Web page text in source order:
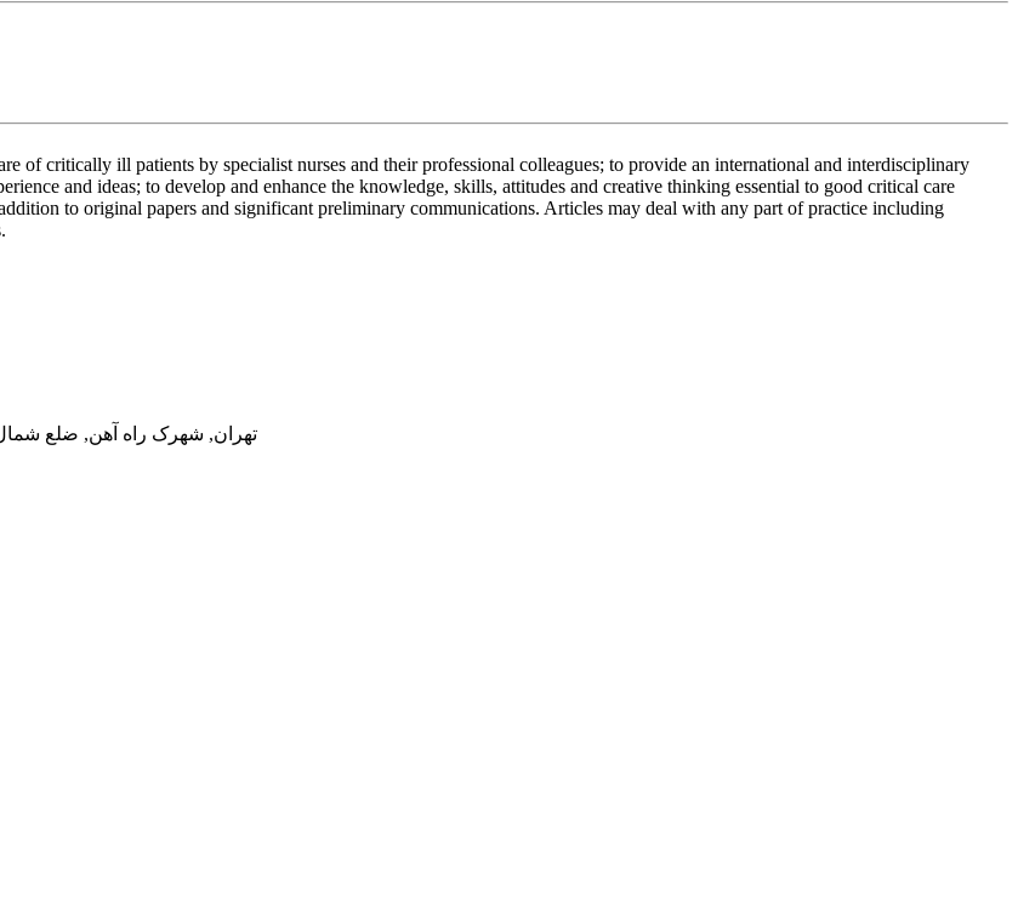
of critically ill patients by specialist nurses and their professional colleagues; to provide an international and interdisciplinary
and ideas; to develop and enhance the knowledge, skills, attitudes and creative thinking essential to good critical care
to original papers and significant preliminary communications. Articles may deal with any part of practice including
تهران, شهرک راه آهن, ضلع